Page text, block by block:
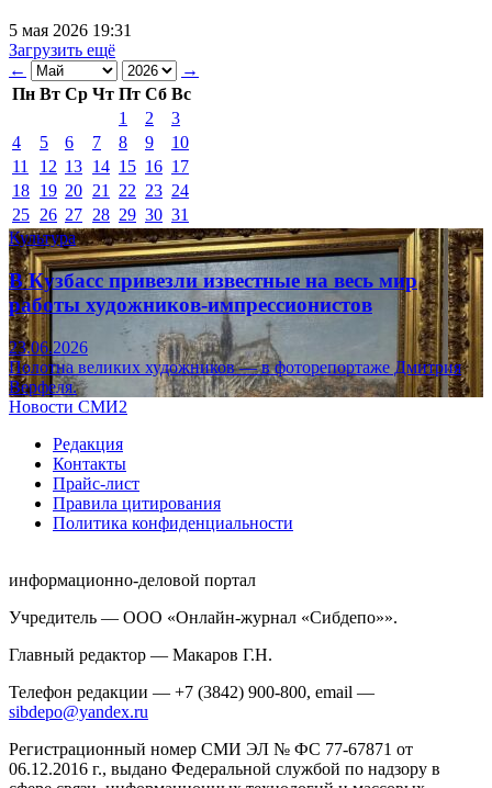
5 мая 2026 19:31
Загрузить ещё
←
→
Пн Вт Ср Чт Пт Сб Вс
1
2
3
4
5 6 7 8 9
10
11
12 13 14 15 16 17
18 19 20 21 22 23 24
25 26 27 28 29 30 31
Культура
В Кузбасс привезли известные на весь мир
работы художников-импрессионистов
23.06.2026
Полотна великих художников — в фоторепортаже Дмитрия
Верфеля.
Новости СМИ2
Редакция
Контакты
Прайс-лист
Правила цитирования
Политика конфиденциальности
информационно-деловой портал
Учредитель — ООО «Онлайн-журнал «Сибдепо»».
Главный редактор — Макаров Г.Н.
Телефон редакции — +7 (3842) 900-800, email —
sibdepo@yandex.ru
Регистрационный номер СМИ ЭЛ № ФС 77-67871 от
06.12.2016 г., выдано Федеральной службой по надзору в